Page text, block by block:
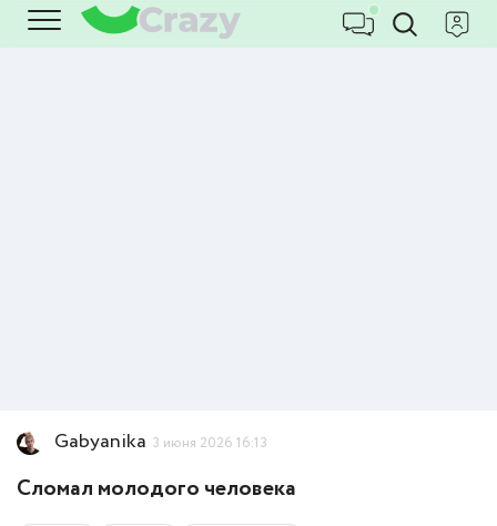
Gabyanika 3 июня 2026 16:13
Сломал молодого человека